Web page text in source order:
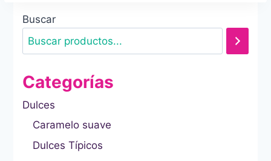
Buscar
Categorías
Dulces
Caramelo suave
Dulces Típicos